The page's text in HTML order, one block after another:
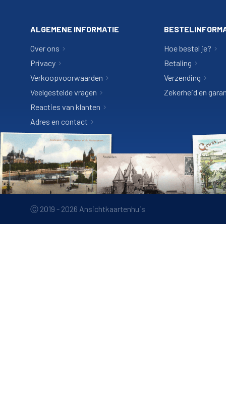
ALGEMENE INFORMATIE
Over ons
Privacy
Verkoopvoorwaarden
Veelgestelde vragen
Reacties van klanten
Adres en contact
Hoe bestel je?
Betaling
Verzending
Zekerheid en
Ⓒ 2019 - 2026 Ansichtkaartenhuis